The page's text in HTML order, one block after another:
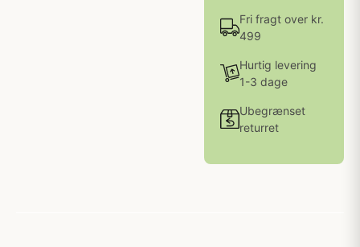
Fri fragt over kr.
499
Hurtig levering
1-3 dage
Ubegrænset
returret